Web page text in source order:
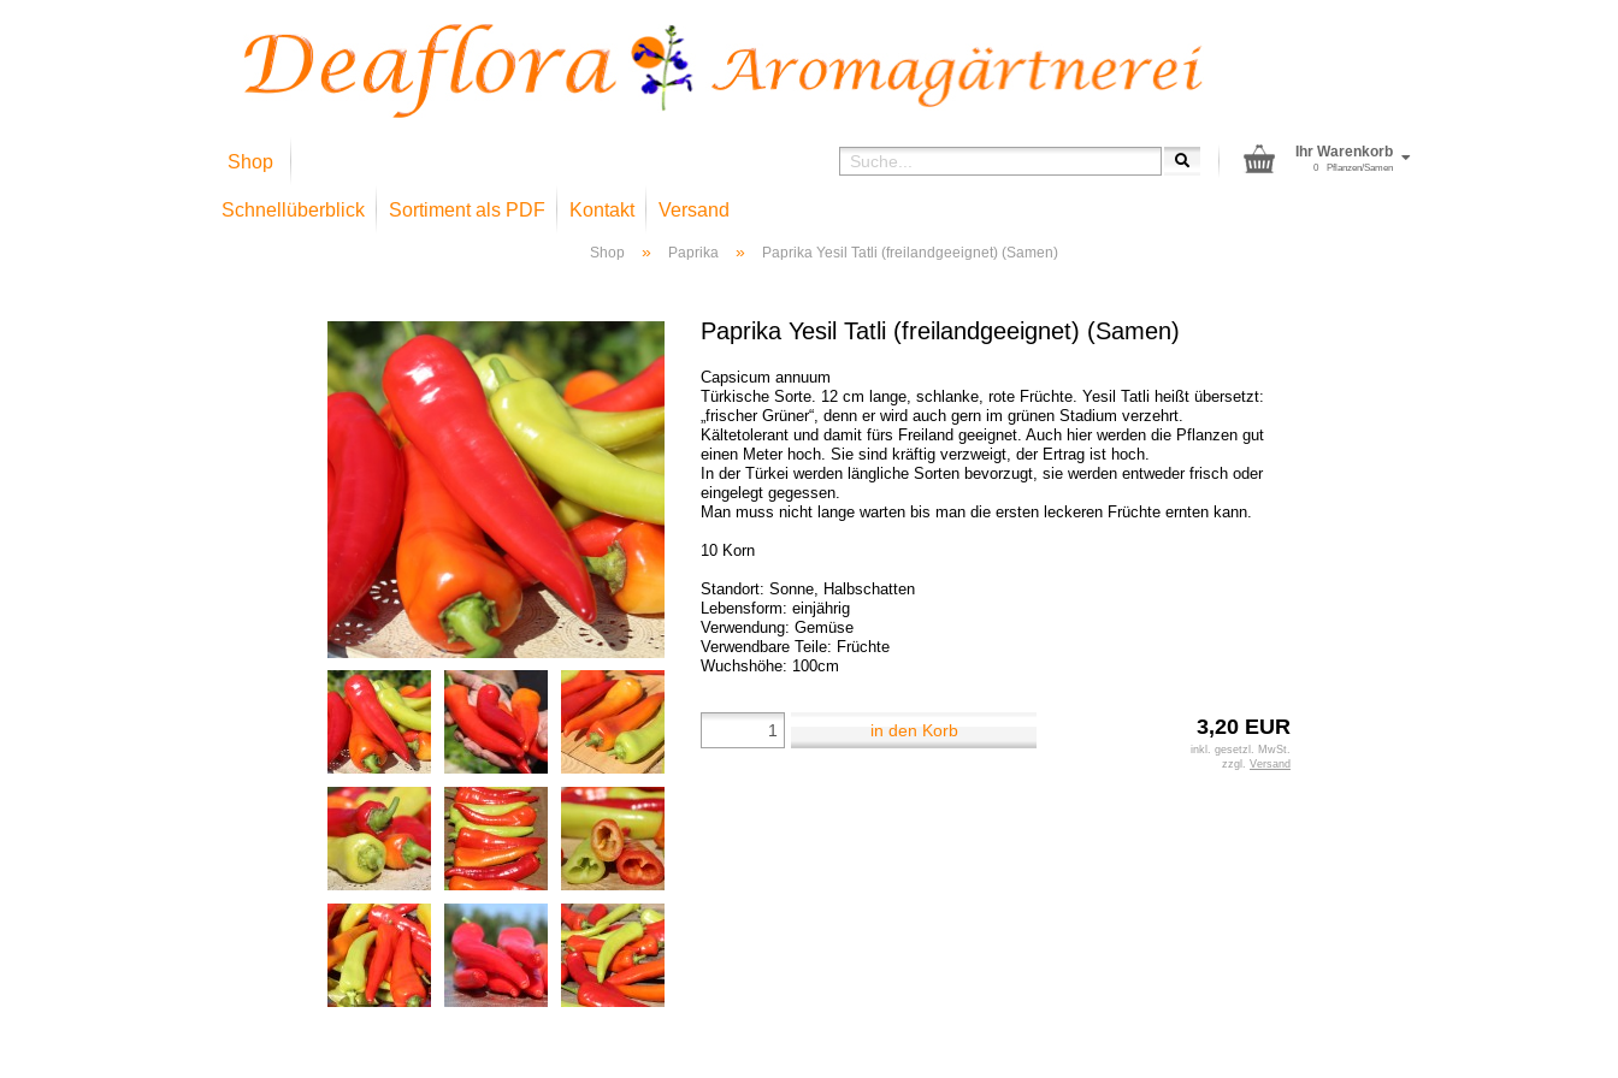
Shop
Schnellüberblick Sortiment als PDF Kontakt Versand
Ihr Warenkorb
Pflanzen/Samen
0
Shop » Paprika » Paprika Yesil Tatli (freilandgeeignet) (Samen)
Paprika Yesil Tatli (freilandgeeignet) (Samen)
Capsicum annuum
Türkische Sorte. 12 cm lange, schlanke, rote Früchte. Yesil Tatli heißt übersetzt:
„frischer Grüner“, denn er wird auch gern im grünen Stadium verzehrt.
Kältetolerant und damit fürs Freiland geeignet. Auch hier werden die Pflanzen gut
einen Meter hoch. Sie sind kräftig verzweigt, der Ertrag ist hoch.
In der Türkei werden längliche Sorten bevorzugt, sie werden entweder frisch oder
eingelegt gegessen.
Man muss nicht lange warten bis man die ersten leckeren Früchte ernten kann.
10 Korn
Standort: Sonne, Halbschatten
Lebensform: einjährig
Verwendung: Gemüse
Verwendbare Teile: Früchte
Wuchshöhe: 100cm
3,20 EUR
inkl. gesetzl. MwSt.
zzgl. Versand
in den Korb